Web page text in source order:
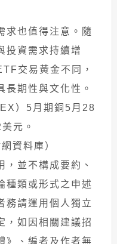
求也值得注意。隨
投資需求持續增
交易黃金不同，
長期性與文化性。
）5月期銅5月28
元。
資料庫）
，並不構成要約、
種類或形式之申述
務請運用個人獨立
，如因相關建議招
》、編者及作者無